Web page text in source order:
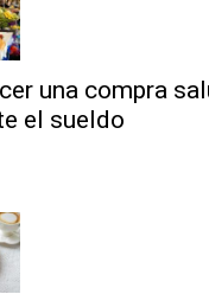
una compra
el sueldo